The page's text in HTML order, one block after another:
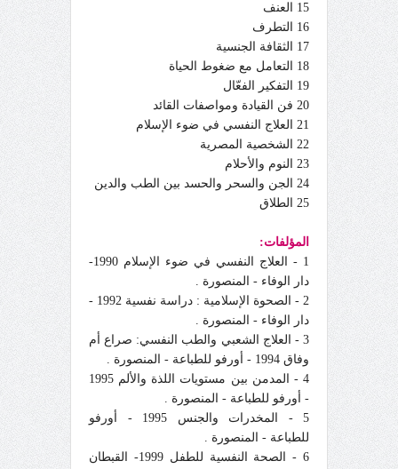
15 العنف
16 التطرف
17 الثقافة الجنسية
18 التعامل مع ضغوط الحياة
19 التفكير الفعّال
20 فن القيادة ومواصفات القائد
21 العلاج النفسي في ضوء الإسلام
22 الشخصية المصرية
23 النوم والأحلام
24 الجن والسحر والحسد بين الطب والدين
25 الطلاق
المؤلفات:
1 - العلاج النفسي في ضوء الإسلام 1990-
دار الوفاء - المنصورة .
2 - الصحوة الإسلامية : دراسة نفسية 1992 -
دار الوفاء - المنصورة .
3 - العلاج الشعبي والطب النفسي: صراع أم
وفاق 1994 - أورفو للطباعة - المنصورة .
4 - المدمن بين مستويات اللذة والألم 1995
- أورفو للطباعة - المنصورة .
5 - المخدرات والجنس 1995 - أورفو
للطباعة - المنصورة .
6 - الصحة النفسية للطفل 1999- القبطان